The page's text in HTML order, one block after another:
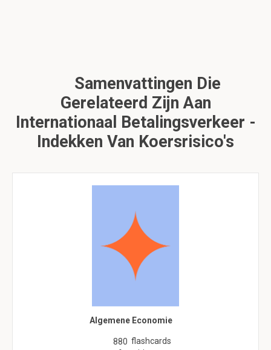
Samenvattingen Die
Gerelateerd Zijn Aan
Internationaal Betalingsverkeer -
Indekken Van Koersrisico's
Algemene Economie
880 flashcards